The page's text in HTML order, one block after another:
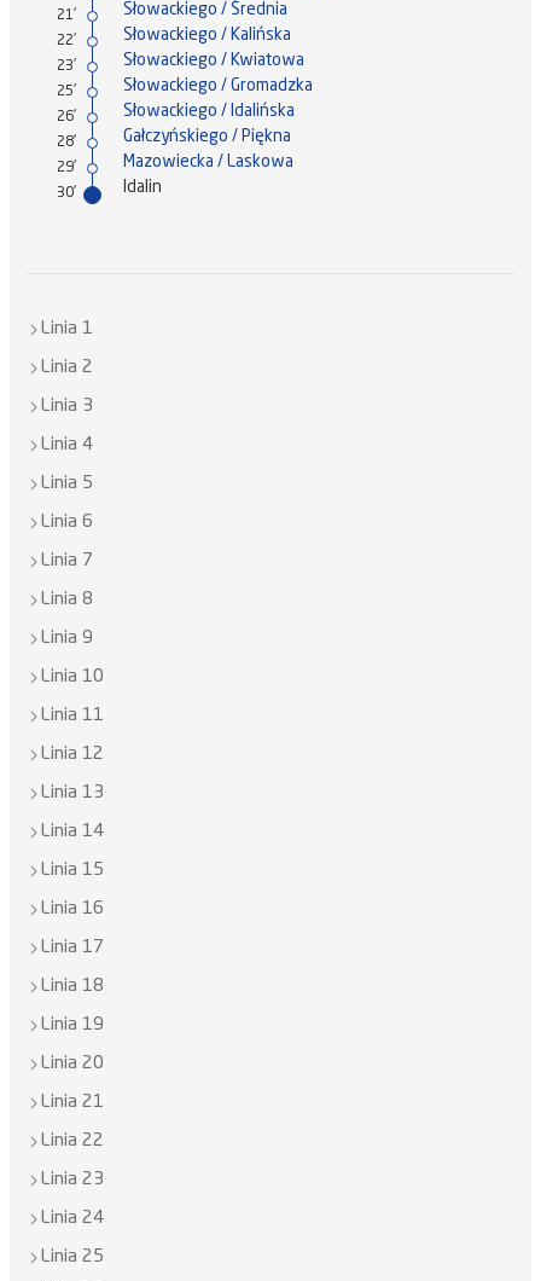
21' Słowackiego / Średnia
22' Słowackiego / Kalińska
23' Słowackiego / Kwiatowa
25' Słowackiego / Gromadzka
26' Słowackiego / Idalińska
28' Gałczyńskiego / Piękna
29' Mazowiecka / Laskowa
30' Idalin
Linia 1
Linia 2
Linia 3
Linia 4
Linia 5
Linia 6
Linia 7
Linia 8
Linia 9
Linia 10
Linia 11
Linia 12
Linia 13
Linia 14
Linia 15
Linia 16
Linia 17
Linia 18
Linia 19
Linia 20
Linia 21
Linia 22
Linia 23
Linia 24
Linia 25